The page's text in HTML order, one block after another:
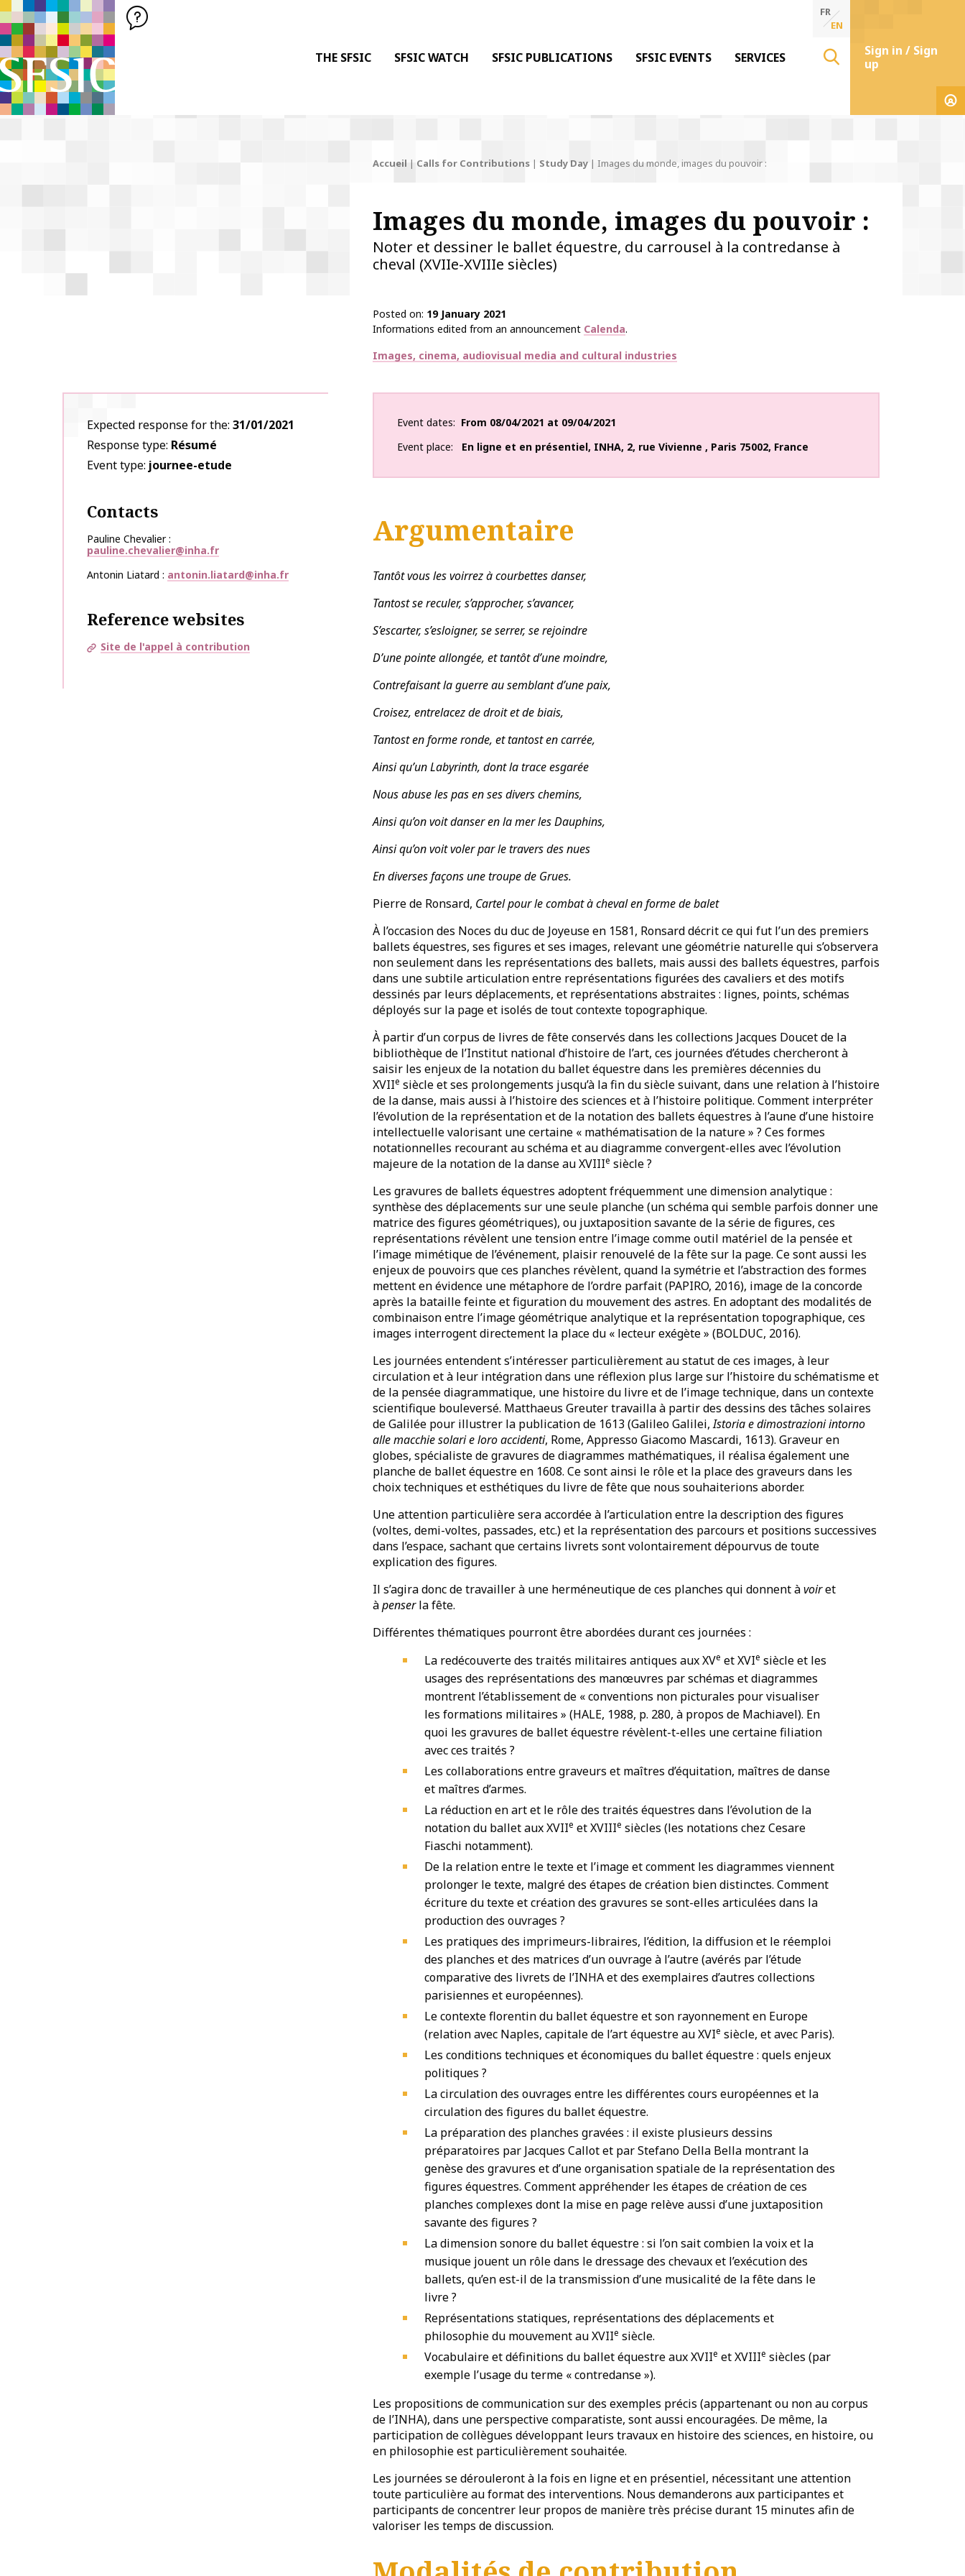
SFSIC SOCIÉTÉ FRANÇAISE DES SCIENCES DE L'INFORMATION & DE LA COMMUNICATION
Société Française des Sciences de l'Information & de la Communication
THE SFSIC SFSIC WATCH SFSIC PUBLICATIONS SFSIC EVENTS SERVICES
FR
EN
Sign in / Sign
up
Accueil | Calls for Contributions| Study Day| Images du monde, images du pouvoir :
Images du monde, images du pouvoir :
Noter et dessiner le ballet équestre, du carrousel à la contredanse à
cheval (XVIIe-XVIIIe siècles)
Posted on 19 January 2021
Informations edited from an announcement Calenda.
Thématiques
Images, cinema, audiovisual media and cultural industries
Expected response for the 31/01/2021
Response type Résumé
Event type journee-etude
Contacts
Pauline Chevalier
pauline.chevalier@inha.fr
Antonin Liatard
antonin.liatard@inha.fr
Reference websites
Site de l'appel à contribution
Event dates From 08/04/2021 at 09/04/2021
Event place
En ligne et en présentiel, INHA, 2, rue Vivienne , Paris 75002, France
Argumentaire
Tantôt vous les voirrez à courbettes danser,
Tantost se reculer, s’approcher, s’avancer,
S’escarter, s’esloigner, se serrer, se rejoindre
D’une pointe allongée, et tantôt d’une moindre,
Contrefaisant la guerre au semblant d’une paix,
Croisez, entrelacez de droit et de biais,
Tantost en forme ronde, et tantost en carrée,
Ainsi qu’un Labyrinth, dont la trace esgarée
Nous abuse les pas en ses divers chemins,
Ainsi qu’on voit danser en la mer les Dauphins,
Ainsi qu’on voit voler par le travers des nues
En diverses façons une troupe de Grues.
Pierre de Ronsard, Cartel pour le combat à cheval en forme de balet
À l’occasion des Noces du duc de Joyeuse en 1581, Ronsard décrit ce qui fut l’un des premiers
ballets équestres, ses figures et ses images, relevant une géométrie naturelle qui s’observera
non seulement dans les représentations des ballets, mais aussi des ballets équestres, parfois
dans une subtile articulation entre représentations figurées des cavaliers et des motifs
dessinés par leurs déplacements, et représentations abstraites : lignes, points, schémas
déployés sur la page et isolés de tout contexte topographique.
À partir d’un corpus de livres de fête conservés dans les collections Jacques Doucet de la
bibliothèque de l’Institut national d’histoire de l’art, ces journées d’études chercheront à
saisir les enjeux de la notation du ballet équestre dans les premières décennies du
XVIIe siècle et ses prolongements jusqu’à la fin du siècle suivant, dans une relation à l’histoire
de la danse, mais aussi à l’histoire des sciences et à l’histoire politique. Comment interpréter
l’évolution de la représentation et de la notation des ballets équestres à l’aune d’une histoire
intellectuelle valorisant une certaine « mathématisation de la nature » ? Ces formes
notationnelles recourant au schéma et au diagramme convergent-elles avec l’évolution
majeure de la notation de la danse au XVIIIe siècle ?
Les gravures de ballets équestres adoptent fréquemment une dimension analytique :
synthèse des déplacements sur une seule planche (un schéma qui semble parfois donner une
matrice des figures géométriques), ou juxtaposition savante de la série de figures, ces
représentations révèlent une tension entre l’image comme outil matériel de la pensée et
l’image mimétique de l’événement, plaisir renouvelé de la fête sur la page. Ce sont aussi les
enjeux de pouvoirs que ces planches révèlent, quand la symétrie et l’abstraction des formes
mettent en évidence une métaphore de l’ordre parfait (PAPIRO, 2016), image de la concorde
après la bataille feinte et figuration du mouvement des astres. En adoptant des modalités de
combinaison entre l’image géométrique analytique et la représentation topographique, ces
images interrogent directement la place du « lecteur exégète » (BOLDUC, 2016).
Les journées entendent s’intéresser particulièrement au statut de ces images, à leur
circulation et à leur intégration dans une réflexion plus large sur l’histoire du schématisme et
de la pensée diagrammatique, une histoire du livre et de l’image technique, dans un contexte
scientifique bouleversé. Matthaeus Greuter travailla à partir des dessins des tâches solaires
de Galilée pour illustrer la publication de 1613 (Galileo Galilei,Istoria e dimostrazioni intorno
alle macchie solari e loro accidenti, Rome, Appresso Giacomo Mascardi, 1613). Graveur en
globes, spécialiste de gravures de diagrammes mathématiques, il réalisa également une
planche de ballet équestre en 1608. Ce sont ainsi le rôle et la place des graveurs dans les
choix techniques et esthétiques du livre de fête que nous souhaiterions aborder.
Une attention particulière sera accordée à l’articulation entre la description des figures
(voltes, demi-voltes, passades, etc.) et la représentation des parcours et positions successives
dans l’espace, sachant que certains livrets sont volontairement dépourvus de toute
explication des figures.
Il s’agira donc de travailler à une herméneutique de ces planches qui donnent àvoiret
àpenserla fête.
Différentes thématiques pourront être abordées durant ces journées :
La redécouverte des traités militaires antiques aux XVe et XVIe siècle et les
usages des représentations des manœuvres par schémas et diagrammes
montrent l’établissement de « conventions non picturales pour visualiser
les formations militaires » (HALE, 1988, p. 280, à propos de Machiavel). En
quoi les gravures de ballet équestre révèlent-t-elles une certaine filiation
avec ces traités ?
Les collaborations entre graveurs et maîtres d’équitation, maîtres de danse
et maîtres d’armes.
La réduction en art et le rôle des traités équestres dans l’évolution de la
notation du ballet aux XVIIe et XVIIIe siècles (les notations chez Cesare
Fiaschi notamment).
De la relation entre le texte et l’image et comment les diagrammes viennent
prolonger le texte, malgré des étapes de création bien distinctes. Comment
écriture du texte et création des gravures se sont-elles articulées dans la
production des ouvrages ?
Les pratiques des imprimeurs-libraires, l’édition, la diffusion et le réemploi
des planches et des matrices d’un ouvrage à l’autre (avérés par l’étude
comparative des livrets de l’INHA et des exemplaires d’autres collections
parisiennes et européennes).
Le contexte florentin du ballet équestre et son rayonnement en Europe
(relation avec Naples, capitale de l’art équestre au XVIe siècle, et avec Paris).
Les conditions techniques et économiques du ballet équestre : quels enjeux
politiques ?
La circulation des ouvrages entre les différentes cours européennes et la
circulation des figures du ballet équestre.
La préparation des planches gravées : il existe plusieurs dessins
préparatoires par Jacques Callot et par Stefano Della Bella montrant la
genèse des gravures et d’une organisation spatiale de la représentation des
figures équestres. Comment appréhender les étapes de création de ces
planches complexes dont la mise en page relève aussi d’une juxtaposition
savante des figures ?
La dimension sonore du ballet équestre : si l’on sait combien la voix et la
musique jouent un rôle dans le dressage des chevaux et l’exécution des
ballets, qu’en est-il de la transmission d’une musicalité de la fête dans le
livre ?
Représentations statiques, représentations des déplacements et
philosophie du mouvement au XVIIe siècle.
Vocabulaire et définitions du ballet équestre aux XVIIe et XVIIIe siècles (par
exemple l’usage du terme « contredanse »).
Les propositions de communication sur des exemples précis (appartenant ou non au corpus
de l’INHA), dans une perspective comparatiste, sont aussi encouragées. De même, la
participation de collègues développant leurs travaux en histoire des sciences, en histoire, ou
en philosophie est particulièrement souhaitée.
Les journées se dérouleront à la fois en ligne et en présentiel, nécessitant une attention
toute particulière au format des interventions. Nous demanderons aux participantes et
participants de concentrer leur propos de manière très précise durant 15 minutes afin de
valoriser les temps de discussion.